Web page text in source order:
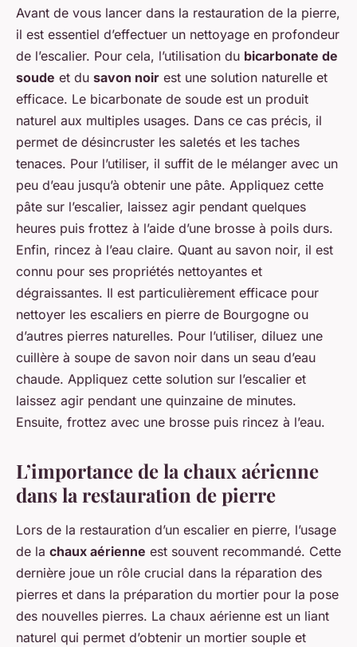
Avant de vous lancer dans la restauration de la pierre,
il est essentiel d’effectuer un nettoyage en profondeur
de l’escalier. Pour cela, l’utilisation du bicarbonate de
soude et du savon noir est une solution naturelle et
efficace. Le bicarbonate de soude est un produit
naturel aux multiples usages. Dans ce cas précis, il
permet de désincruster les saletés et les taches
tenaces. Pour l’utiliser, il suffit de le mélanger avec un
peu d’eau jusqu’à obtenir une pâte. Appliquez cette
pâte sur l’escalier, laissez agir pendant quelques
heures puis frottez à l’aide d’une brosse à poils durs.
Enfin, rincez à l’eau claire. Quant au savon noir, il est
connu pour ses propriétés nettoyantes et
dégraissantes. Il est particulièrement efficace pour
nettoyer les escaliers en pierre de Bourgogne ou
d’autres pierres naturelles. Pour l’utiliser, diluez une
cuillère à soupe de savon noir dans un seau d’eau
chaude. Appliquez cette solution sur l’escalier et
laissez agir pendant une quinzaine de minutes.
Ensuite, frottez avec une brosse puis rincez à l’eau.
L’importance de la chaux aérienne
dans la restauration de pierre
Lors de la restauration d’un escalier en pierre, l’usage
de la chaux aérienne est souvent recommandé. Cette
dernière joue un rôle crucial dans la réparation des
pierres et dans la préparation du mortier pour la pose
des nouvelles pierres. La chaux aérienne est un liant
naturel qui permet d’obtenir un mortier souple et